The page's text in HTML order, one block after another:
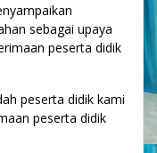
sebagai upaya
peserta didik
peserta didik kami
peserta didik